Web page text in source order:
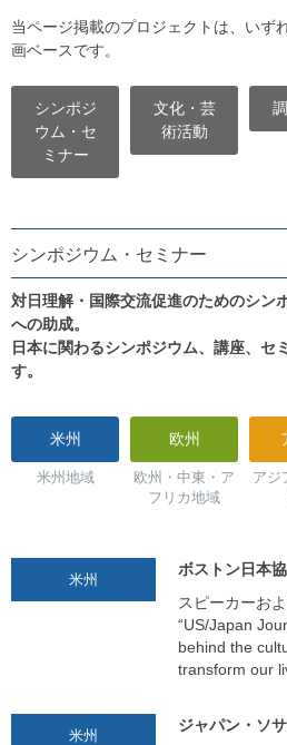
当ページ掲載のプロジェクトは、いず
画ベースです。
シンポジ
ウム・セ
ミナー
文化・芸
術活動
シンポジウム・セミナー
対日理解・国際交流促進のためのシン
への助成。
日本に関わるシンポジウム、講座、セ
す。
米州
米州地域
欧州
欧州・中東・ア
フリカ地域
アジ
米州
ボストン日本
スピーカーお
“US/Japan
behind the
transform our
米州
ジャパン・ソ